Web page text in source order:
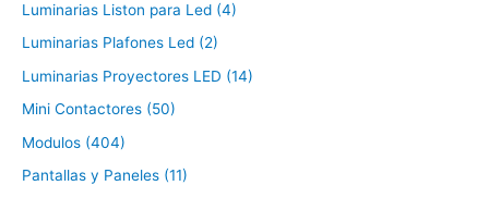
Luminarias Liston para Led (4)
Luminarias Plafones Led (2)
Luminarias Proyectores LED (14)
Mini Contactores (50)
Modulos (404)
Pantallas y Paneles (11)